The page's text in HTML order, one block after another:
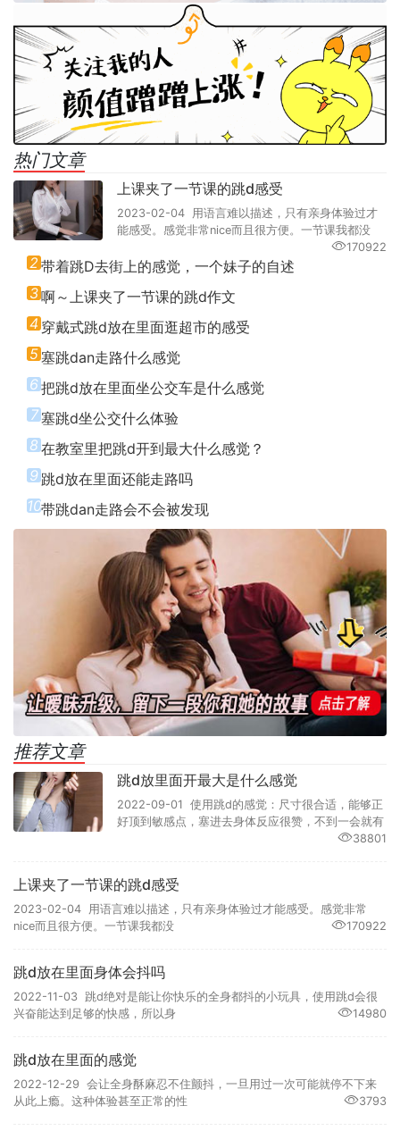
热门文章
上课夹了一节课的跳d感受
2023-02-04 用语言难以描述，只有亲身体验过才
能感受。感觉非常nice而且很方便。一节课我都没
170922
2 带着跳D去街上的感觉，一个妹子的自述
3啊～上课夹了一节课的跳d作文
4 穿戴式跳d放在里面逛超市的感受
5塞跳dan走路什么感觉
6把跳d放在里面坐公交车是什么感觉
7塞跳d坐公交什么体验
8 在教室里把跳d开到最大什么感觉？
9 跳d放在里面还能走路吗
10带跳dan走路会不会被发现
推荐文章
跳d放里面开最大是什么感觉
2022-09-01 使用跳d的感觉：尺寸很合适，能够正
好顶到敏感点，塞进去身体反应很赞，不到一会就有
38801
上课夹了一节课的跳d感受
2023-02-04 用语言难以描述，只有亲身体验过才能感受。感觉非常
nice而且很方便。一节课我都没
170922
跳d放在里面身体会抖吗
2022-11-03 跳d绝对是能让你快乐的全身都抖的小玩具，使用跳d会很
兴奋能达到足够的快感，所以身
14980
跳d放在里面的感觉
2022-12-29 会让全身酥麻忍不住颤抖，一旦用过一次可能就停不下来
从此上瘾。这种体验甚至正常的性
3793